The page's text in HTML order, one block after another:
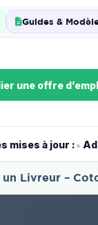
Guides &
une offre
mises à jour :•
Livreur –